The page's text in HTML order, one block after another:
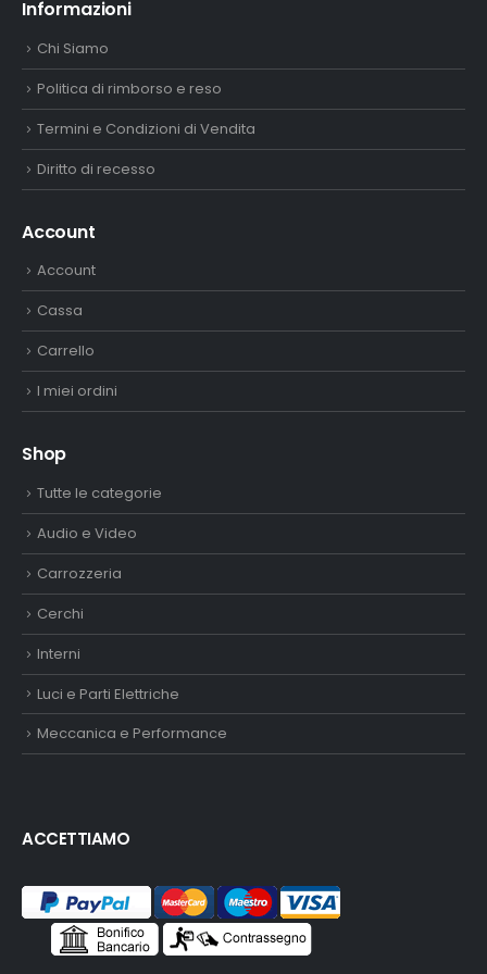
Informazioni
Chi Siamo
Politica di rimborso e reso
Termini e Condizioni di Vendita
Diritto di recesso
Account
Account
Cassa
Carrello
I miei ordini
Shop
Tutte le categorie
Audio e Video
Carrozzeria
Cerchi
Interni
Luci e Parti Elettriche
Meccanica e Performance
ACCETTIAMO